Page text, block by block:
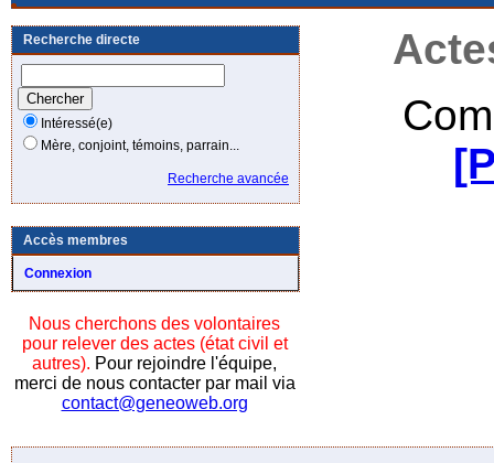
Recherche directe
Intéressé(e)
Mère, conjoint, témoins, parrain...
Recherche avancée
Accès membres
Connexion
Nous cherchons des volontaires
pour relever des actes (état civil et
autres). Pour rejoindre l'équipe,
merci de nous contacter par mail via
contact@geneoweb.org